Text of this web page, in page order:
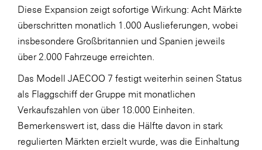
Diese Expansion zeigt sofortige Wirkung: Acht Märkte
überschritten monatlich 1.000 Auslieferungen, wobei
insbesondere Großbritannien und Spanien jeweils
über 2.000 Fahrzeuge erreichten.
Das Modell JAECOO 7 festigt weiterhin seinen Status
als Flaggschiff der Gruppe mit monatlichen
Verkaufszahlen von über 18.000 Einheiten.
Bemerkenswert ist, dass die Hälfte davon in stark
regulierten Märkten erzielt wurde, was die Einhaltung